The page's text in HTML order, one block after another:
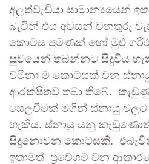
අලුත්වැඩියා සාමාන්‍යයෙන්
බැවින් එය අවසන් වනතුරු
කොටස පමණක් හෝ මුළු
සුවයෙන් තබන්නට සිදුවිය
වටිනා ම කොටසක් වන
ආරක්ෂිතව තබා තිබේ.
සෙලවීමක් මගින් ස්නායු වලට
හැකිය. ස්නායු යනු
සිදුනොවන කොටසකි.
ඉතාමත් ප්‍රවේශම් වන